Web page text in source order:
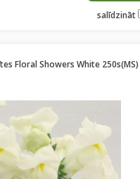
salīdzināt
Floral Showers White 250s(MS)